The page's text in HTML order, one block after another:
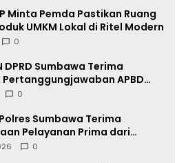
Minta Pemda Pastikan Ruang
UMKM Lokal di Ritel Modern
0
DPRD Sumbawa Terima
Pertanggungjawaban APBD
SILPA Rp201,68 Miliar dan
0
Sumbawa Terima
Pelayanan Prima dari
0